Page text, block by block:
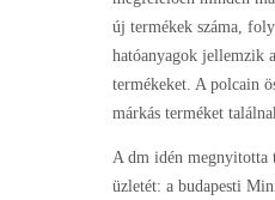
új termékek száma,
hatóanyagok jellemzik
termékeket. A polcain
márkás terméket
A dm idén megnyitotta
üzletét: a budapesti